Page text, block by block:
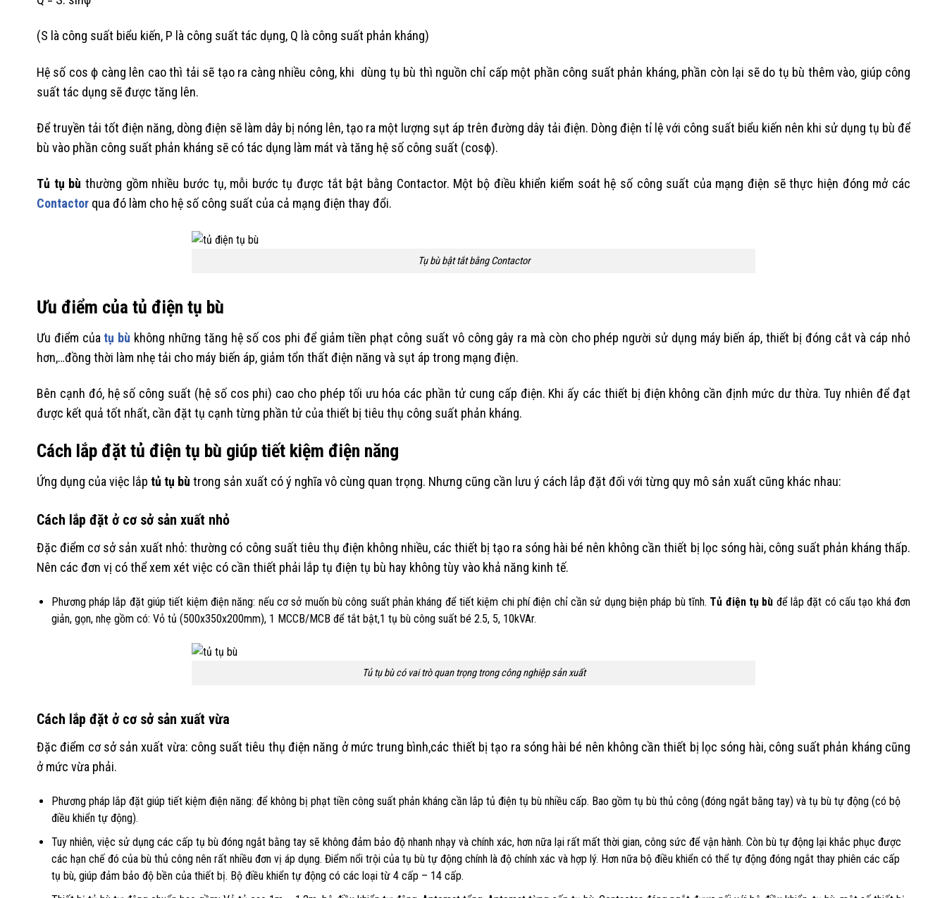
(S là công suất biểu kiến, P là công suất tác dụng, Q là công suất phản kháng)
Hệ số cos ϕ càng lên cao thì tải sẽ tạo ra càng nhiều công, khi dùng tụ bù thì nguồn chỉ cấp một phần công suất phản kháng, phần còn lại sẽ do tụ bù thêm vào, giúp công
suất tác dụng sẽ được tăng lên.
Để truyền tải tốt điện năng, dòng điện sẽ làm dây bị nóng lên, tạo ra một lượng sụt áp trên đường dây tải điện. Dòng điện tỉ lệ với công suất biểu kiến nên khi sử dụng tụ bù để
bù vào phần công suất phản kháng sẽ có tác dụng làm mát và tăng hệ số công suất (cosϕ).
Tủ tụ bù thường gồm nhiều bước tụ, mỗi bước tụ được tắt bật bằng Contactor. Một bộ điều khiển kiểm soát hệ số công suất của mạng điện sẽ thực hiện đóng mở các
Contactor qua đó làm cho hệ số công suất của cả mạng điện thay đổi.
Tụ bù bật tắt bằng Contactor
Ưu điểm của tủ điện tụ bù
Ưu điểm của tụ bù không những tăng hệ số cos phi để giảm tiền phạt công suất vô công gây ra mà còn cho phép người sử dụng máy biến áp, thiết bị đóng cắt và cáp nhỏ
hơn,…đồng thời làm nhẹ tải cho máy biến áp, giảm tổn thất điện năng và sụt áp trong mạng điện.
Bên cạnh đó, hệ số công suất (hệ số cos phi) cao cho phép tối ưu hóa các phần tử cung cấp điện. Khi ấy các thiết bị điện không cần định mức dư thừa. Tuy nhiên để đạt
được kết quả tốt nhất, cần đặt tụ cạnh từng phần tử của thiết bị tiêu thụ công suất phản kháng.
Cách lắp đặt tủ điện tụ bù giúp tiết kiệm điện năng
Ứng dụng của việc lắp tủ tụ bù trong sản xuất có ý nghĩa vô cùng quan trọng. Nhưng cũng cần lưu ý cách lắp đặt đối với từng quy mô sản xuất cũng khác nhau:
Cách lắp đặt ở cơ sở sản xuất nhỏ
Đặc điểm cơ sở sản xuất nhỏ: thường có công suất tiêu thụ điện không nhiều, các thiết bị tạo ra sóng hài bé nên không cần thiết bị lọc sóng hài, công suất phản kháng thấp.
Nên các đơn vị có thể xem xét việc có cần thiết phải lắp tụ điện tụ bù hay không tùy vào khả năng kinh tế.
Phương pháp lắp đặt giúp tiết kiệm điện năng: nếu cơ sở muốn bù công suất phản kháng để tiết kiệm chi phí điện chỉ cần sử dụng biện pháp bù tĩnh. Tủ điện tụ bù để lắp đặt có cấu tạo khá đơn
giản, gọn, nhẹ gồm có: Vỏ tủ (500x350x200mm), 1 MCCB/MCB để tắt bật,1 tụ bù công suất bé 2.5, 5, 10kVAr.
Tủ tụ bù có vai trò quan trọng trong công nghiệp sản xuất
Cách lắp đặt ở cơ sở sản xuất vừa
Đặc điểm cơ sở sản xuất vừa: công suất tiêu thụ điện năng ở mức trung bình,các thiết bị tạo ra sóng hài bé nên không cần thiết bị lọc sóng hài, công suất phản kháng cũng
ở mức vừa phải.
Phương pháp lắp đặt giúp tiết kiệm điện năng: để không bị phạt tiền công suất phản kháng cần lắp tủ điện tụ bù nhiều cấp. Bao gồm tụ bù thủ công (đóng ngắt bằng tay) và tụ bù tự động (có bộ
điều khiển tự động).
Tuy nhiên, việc sử dụng các cấp tụ bù đóng ngắt bằng tay sẽ không đảm bảo độ nhanh nhạy và chính xác, hơn nữa lại rất mất thời gian, công sức để vận hành. Còn bù tự động lại khắc phục được
các hạn chế đó của bù thủ công nên rất nhiều đơn vị áp dụng. Điểm nổi trội của tụ bù tự động chính là độ chính xác và hợp lý. Hơn nữa bộ điều khiển có thể tự động đóng ngắt thay phiên các cấp
tụ bù, giúp đảm bảo độ bền của thiết bị. Bộ điều khiển tự động có các loại từ 4 cấp – 14 cấp.